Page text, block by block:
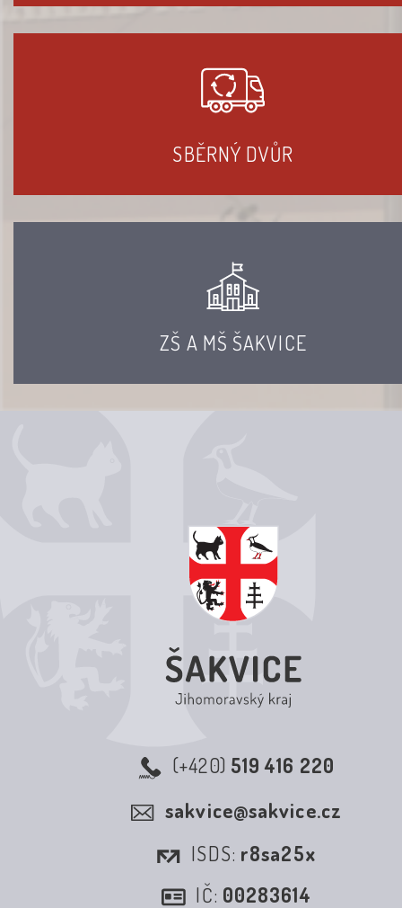
SBĚRNÝ DVŮR
ZŠ A MŠ ŠAKVICE
(+420) 519 416 220
sakvice@sakvice.cz
ISDS: r8sa25x
IČ: 00283614